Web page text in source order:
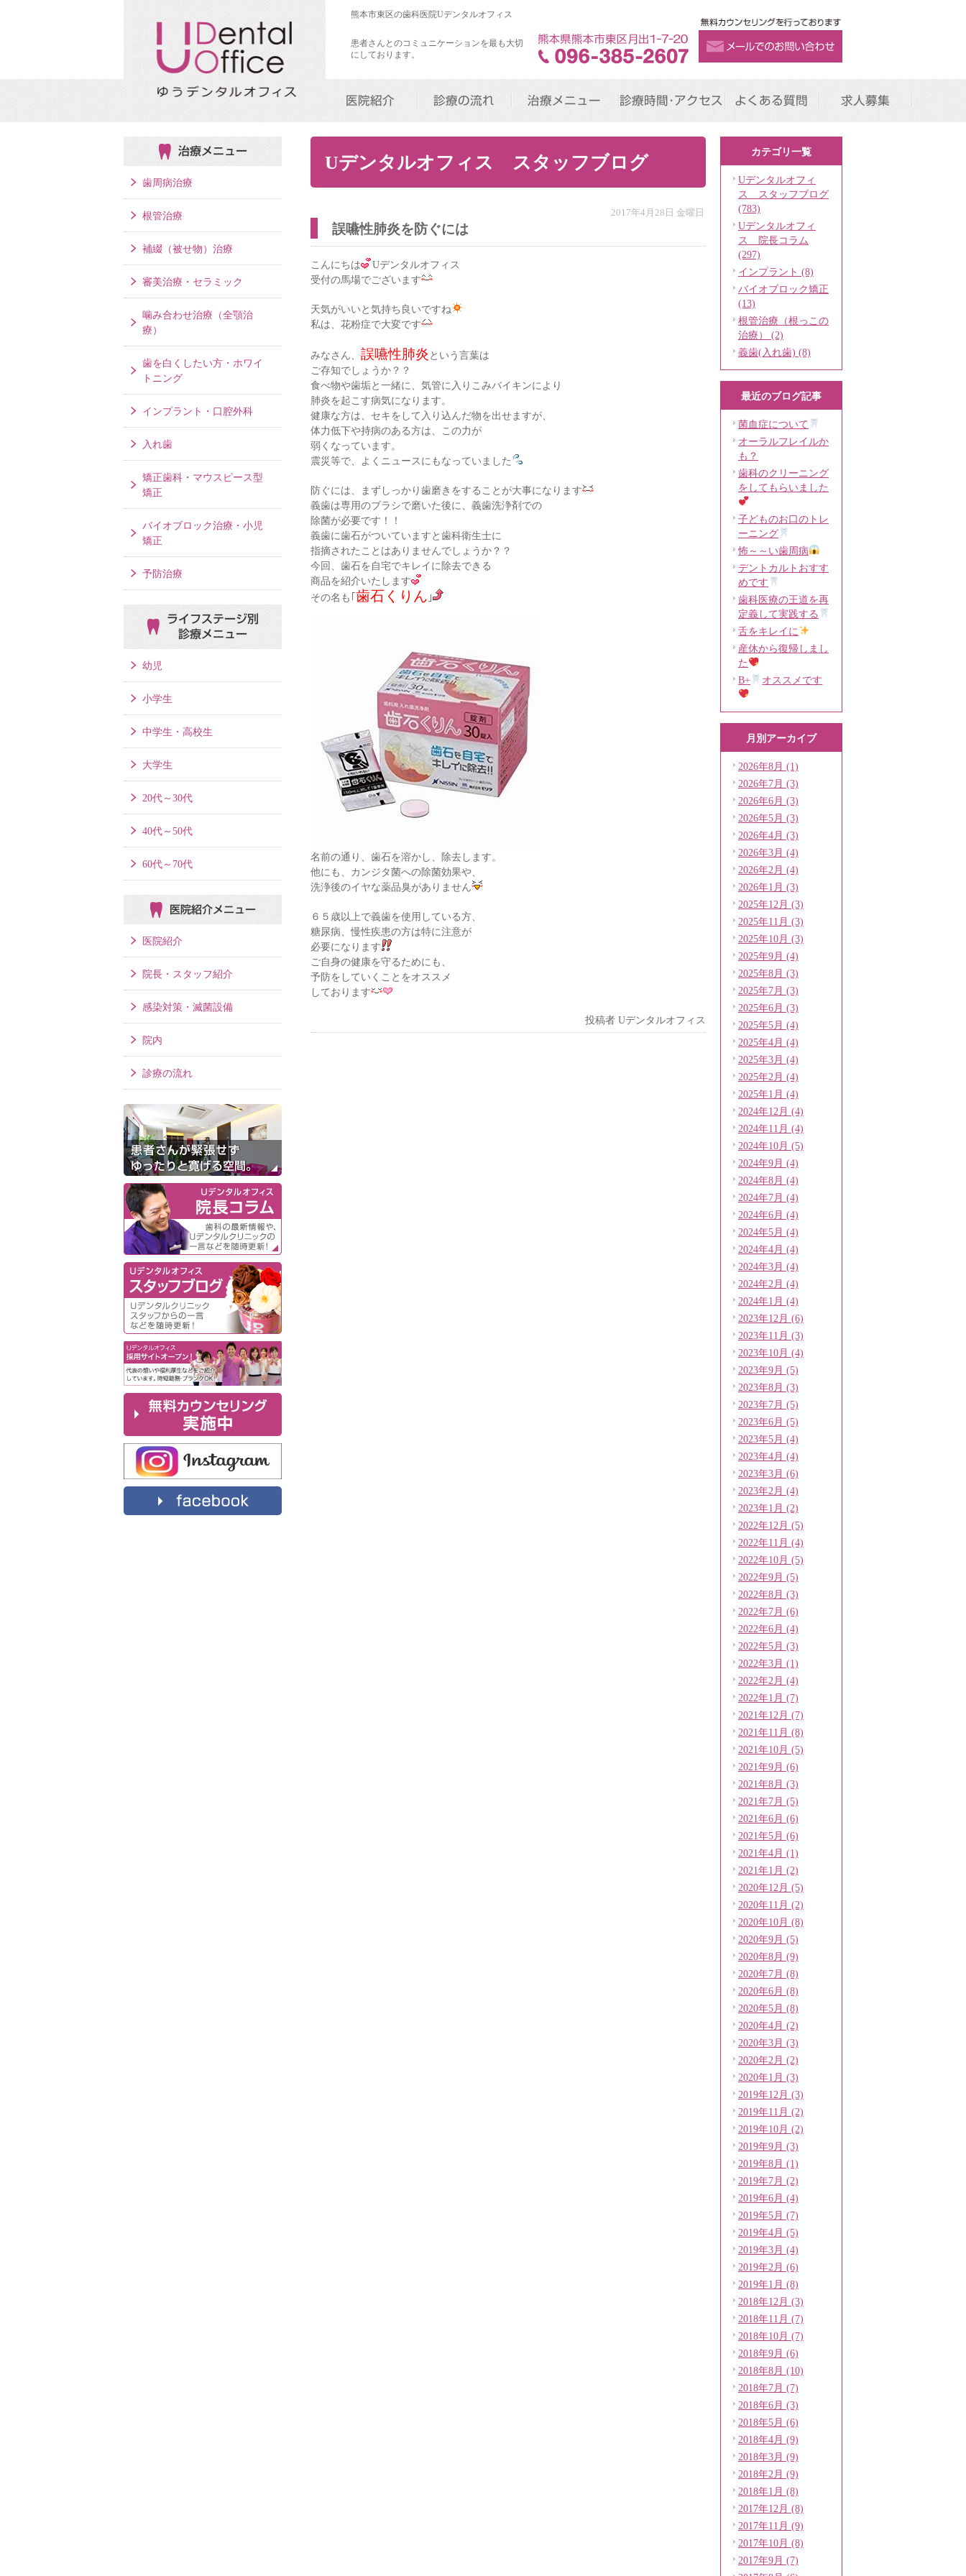
熊本市東区の歯科医院Uデンタルオフィス
患者さんとのコミュニケーションを最も大切
にしております。
医院紹介 診療の流れ 治療メニュー 診療時間･アクセス よくある質問 求人募集
Uデンタルオフィス スタッフブログ
2017年4月28日 金曜日
誤嚥性肺炎を防ぐには
こんにちは
Uデンタルオフィス
受付の馬場でございます
天気がいいと気持ち良いですね
私は、花粉症で大変です
みなさん、 誤嚥性肺炎という言葉は
ご存知でしょうか？？
食べ物や歯垢と一緒に、気管に入りこみバイキンにより
肺炎を起こす病気になります。
健康な方は、セキをして入り込んだ物を出せますが、
体力低下や持病のある方は、この力が
弱くなっています。
震災等で、よくニュースにもなっていました
防ぐには、まずしっかり歯磨きをすることが大事になります
義歯は専用のブラシで磨いた後に、義歯洗浄剤での
除菌が必要です！！
義歯に歯石がついていますと歯科衛生士に
指摘されたことはありませんでしょうか？？
今回、歯石を自宅でキレイに除去できる
商品を紹介いたします
その名も｢ 歯石くりん ｣
名前の通り、歯石を溶かし、除去します。
他にも、カンジタ菌への除菌効果や、
洗浄後のイヤな薬品臭がありません
６５歳以上で義歯を使用している方、
糖尿病、慢性疾患の方は特に注意が
必要になります
ご自身の健康を守るためにも、
予防をしていくことをオススメ
しております
投稿者 Uデンタルオフィス
カテゴリ一覧
Uデンタルオフィ
ス スタッフブログ
(783)
Uデンタルオフィ
ス 院長コラム
(297)
インプラント (8)
バイオブロック矯正
(13)
根管治療（根っこの
治療） (2)
義歯(入れ歯) (8)
最近のブログ記事
菌血症について
オーラルフレイルか
も？
歯科のクリーニング
をしてもらいました
子どものお口のトレ
ーニング
怖～～い歯周病
デントカルトおすす
めです
歯科医療の王道を再
定義して実践する
舌をキレイに
産休から復帰しまし
た
B+
オススメです
月別アーカイブ
2026年8月 (1)
2026年7月 (3)
2026年6月 (3)
2026年5月 (3)
2026年4月 (3)
2026年3月 (4)
2026年2月 (4)
2026年1月 (3)
2025年12月 (3)
2025年11月 (3)
2025年10月 (3)
2025年9月 (4)
2025年8月 (3)
2025年7月 (3)
2025年6月 (3)
2025年5月 (4)
2025年4月 (4)
2025年3月 (4)
2025年2月 (4)
2025年1月 (4)
2024年12月 (4)
2024年11月 (4)
2024年10月 (5)
2024年9月 (4)
2024年8月 (4)
2024年7月 (4)
2024年6月 (4)
2024年5月 (4)
2024年4月 (4)
2024年3月 (4)
2024年2月 (4)
2024年1月 (4)
2023年12月 (6)
2023年11月 (3)
2023年10月 (4)
2023年9月 (5)
2023年8月 (3)
2023年7月 (5)
2023年6月 (5)
2023年5月 (4)
2023年4月 (4)
2023年3月 (6)
2023年2月 (4)
2023年1月 (2)
2022年12月 (5)
2022年11月 (4)
2022年10月 (5)
2022年9月 (5)
2022年8月 (3)
2022年7月 (6)
2022年6月 (4)
2022年5月 (3)
2022年3月 (1)
2022年2月 (4)
2022年1月 (7)
2021年12月 (7)
2021年11月 (8)
2021年10月 (5)
2021年9月 (6)
2021年8月 (3)
2021年7月 (5)
2021年6月 (6)
2021年5月 (6)
2021年4月 (1)
2021年1月 (2)
2020年12月 (5)
2020年11月 (2)
2020年10月 (8)
2020年9月 (5)
2020年8月 (9)
2020年7月 (8)
2020年6月 (8)
2020年5月 (8)
2020年4月 (2)
2020年3月 (3)
2020年2月 (2)
2020年1月 (3)
2019年12月 (3)
2019年11月 (2)
2019年10月 (2)
2019年9月 (3)
2019年8月 (1)
2019年7月 (2)
2019年6月 (4)
2019年5月 (7)
2019年4月 (5)
2019年3月 (4)
2019年2月 (6)
2019年1月 (8)
2018年12月 (3)
2018年11月 (7)
2018年10月 (7)
2018年9月 (6)
2018年8月 (10)
2018年7月 (7)
2018年6月 (3)
2018年5月 (6)
2018年4月 (9)
2018年3月 (9)
2018年2月 (9)
2018年1月 (8)
2017年12月 (8)
2017年11月 (9)
2017年10月 (8)
2017年9月 (7)
治療メニュー
歯周病治療
根管治療
補綴（被せ物）治療
審美治療・セラミック
噛み合わせ治療（全顎治
療）
歯を白くしたい方・ホワイ
トニング
インプラント・口腔外科
入れ歯
矯正歯科・マウスピース型
矯正
バイオブロック治療・小児
矯正
予防治療
ライフステージ別
診療メニュー
幼児
小学生
中学生・高校生
大学生
20代～30代
40代～50代
60代～70代
医院紹介メニュー
医院紹介
院長・スタッフ紹介
感染対策・滅菌設備
院内
診療の流れ